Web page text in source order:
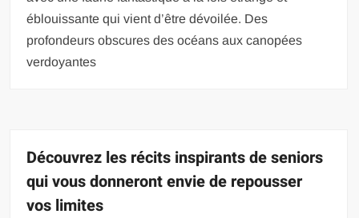
éblouissante qui vient d’être dévoilée. Des
profondeurs obscures des océans aux canopées
verdoyantes
Découvrez les récits inspirants de seniors
qui vous donneront envie de repousser
vos limites